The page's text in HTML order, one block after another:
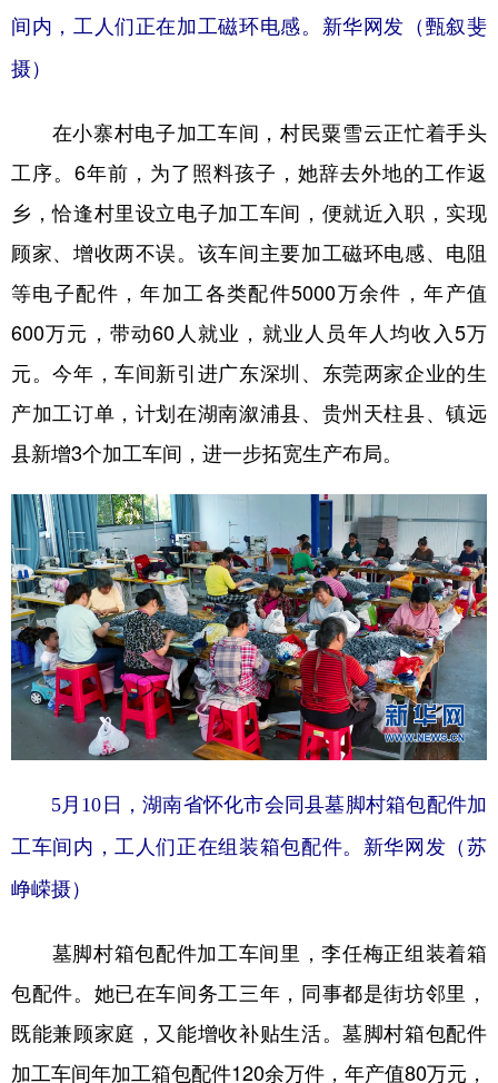
间内，工人们正在加工磁环电感。新华网发（甄叙斐
摄）
在小寨村电子加工车间，村民粟雪云正忙着手头
工序。6年前，为了照料孩子，她辞去外地的工作返
乡，恰逢村里设立电子加工车间，便就近入职，实现
顾家、增收两不误。该车间主要加工磁环电感、电阻
等电子配件，年加工各类配件5000万余件，年产值
600万元，带动60人就业，就业人员年人均收入5万
元。今年，车间新引进广东深圳、东莞两家企业的生
产加工订单，计划在湖南溆浦县、贵州天柱县、镇远
县新增3个加工车间，进一步拓宽生产布局。
5月10日，湖南省怀化市会同县墓脚村箱包配件加
工车间内，工人们正在组装箱包配件。新华网发（苏
峥嵘摄）
墓脚村箱包配件加工车间里，李任梅正组装着箱
包配件。她已在车间务工三年，同事都是街坊邻里，
既能兼顾家庭，又能增收补贴生活。墓脚村箱包配件
加工车间年加工箱包配件120余万件，年产值80万元，